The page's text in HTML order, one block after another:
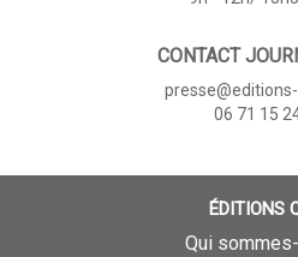
CONTACT
06 71 15
ÉDITIONS
Qui